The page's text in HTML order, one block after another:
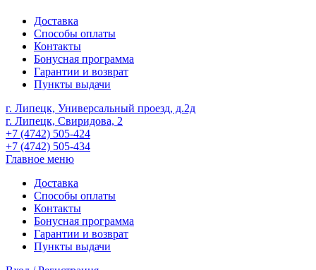
Доставка
Способы оплаты
Контакты
Бонусная программа
Гарантии и возврат
Пункты выдачи
г. Липецк, Универсальный проезд, д.2д
г. Липецк, Свиридова, 2
+7 (4742) 505-424
+7 (4742) 505-434
Главное меню
Доставка
Способы оплаты
Контакты
Бонусная программа
Гарантии и возврат
Пункты выдачи